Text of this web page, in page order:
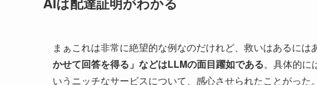
まぁこれは非常に絶望的な例なのだけれど、救いはあるには
かせて回答を得る」などはLLMの面目躍如である。具体的に
いうニッチなサービスについて、感心させられたことがった。